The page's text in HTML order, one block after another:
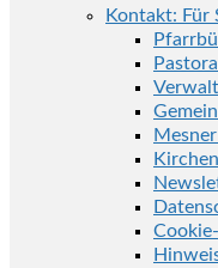
Kontakt: Für